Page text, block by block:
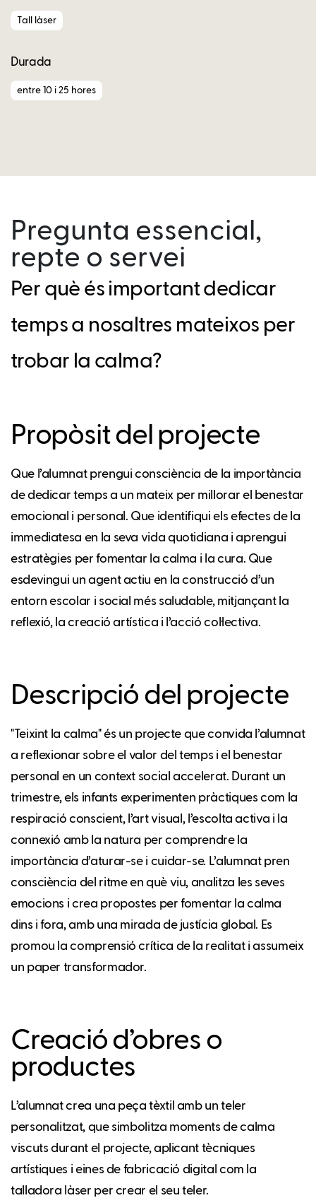
Tall làser
Durada
entre 10 i 25 hores
Pregunta essencial,
repte o servei
Per què és important dedicar
temps a nosaltres mateixos per
trobar la calma?
Propòsit del projecte
Que l’alumnat prengui consciència de la importància
de dedicar temps a un mateix per millorar el benestar
emocional i personal. Que identifiqui els efectes de la
immediatesa en la seva vida quotidiana i aprengui
estratègies per fomentar la calma i la cura. Que
esdevingui un agent actiu en la construcció d’un
entorn escolar i social més saludable, mitjançant la
reflexió, la creació artística i l’acció col·lectiva.
Descripció del projecte
"Teixint la calma" és un projecte que convida l’alumnat
a reflexionar sobre el valor del temps i el benestar
personal en un context social accelerat. Durant un
trimestre, els infants experimenten pràctiques com la
respiració conscient, l’art visual, l’escolta activa i la
connexió amb la natura per comprendre la
importància d’aturar-se i cuidar-se. L’alumnat pren
consciència del ritme en què viu, analitza les seves
emocions i crea propostes per fomentar la calma
dins i fora, amb una mirada de justícia global. Es
promou la comprensió crítica de la realitat i assumeix
un paper transformador.
Creació d’obres o
productes
L’alumnat crea una peça tèxtil amb un teler
personalitzat, que simbolitza moments de calma
viscuts durant el projecte, aplicant tècniques
artístiques i eines de fabricació digital com la
talladora làser per crear el seu teler.